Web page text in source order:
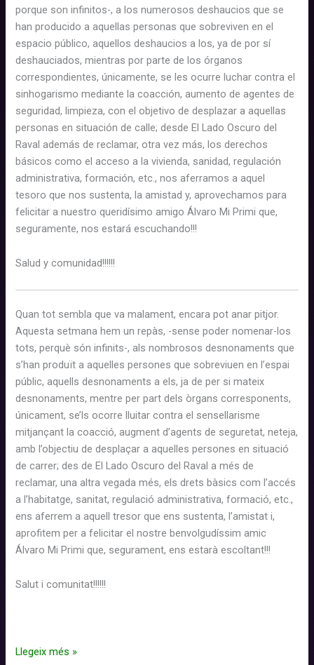
porque son infinitos-, a los numerosos deshaucios que se
han producido a aquellas personas que sobreviven en el
espacio público, aquellos deshaucios a los, ya de por sí
deshauciados, mientras por parte de los órganos
correspondientes, únicamente, se les ocurre luchar contra el
sinhogarismo mediante la coacción, aumento de agentes de
seguridad, limpieza, con el objetivo de desplazar a aquellas
personas en situación de calle; desde El Lado Oscuro del
Raval además de reclamar, otra vez más, los derechos
básicos como el acceso a la vivienda, sanidad, regulación
administrativa, formación, etc., nos aferramos a aquel
tesoro que nos sustenta, la amistad y, aprovechamos para
felicitar a nuestro queridísimo amigo Álvaro Mi Primi que,
seguramente, nos estará escuchando!!!
Salud y comunidad!!!!!!
Quan tot sembla que va malament, encara pot anar pitjor.
Aquesta setmana hem un repàs, -sense poder nomenar-los
tots, perquè són infinits-, als nombrosos desnonaments que
s’han produït a aquelles persones que sobreviuen en l’espai
públic, aquells desnonaments a els, ja de per si mateix
desnonaments, mentre per part dels òrgans corresponents,
únicament, se’ls ocorre lluitar contra el sensellarisme
mitjançant la coacció, augment d’agents de seguretat, neteja,
amb l’objectiu de desplaçar a aquelles persones en situació
de carrer; des de El Lado Oscuro del Raval a més de
reclamar, una altra vegada més, els drets bàsics com l’accés
a l’habitatge, sanitat, regulació administrativa, formació, etc.,
ens aferrem a aquell tresor que ens sustenta, l’amistat i,
aprofitem per a felicitar el nostre benvolgudíssim amic
Álvaro Mi Primi que, segurament, ens estarà escoltant!!!
Salut i comunitat!!!!!!
El
Llegeix més »